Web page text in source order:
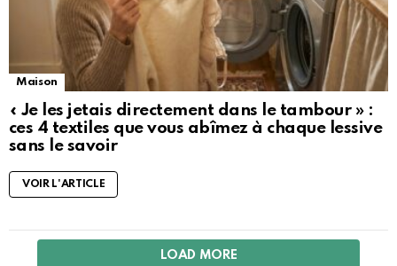
Maison
« Je les jetais directement dans le tambour » :
ces 4 textiles que vous abîmez à chaque lessive
sans le savoir
VOIR L'ARTICLE
LOAD MORE